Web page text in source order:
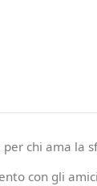
chi ama la
con gli